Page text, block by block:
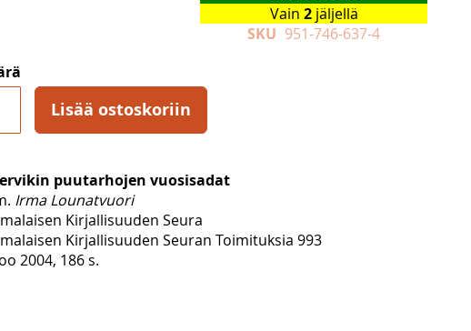
Vain 2jäljellä
SKU 951-746-637-4
Lisää ostoskoriin
puutarhojen vuosisadat
Irma Lounatvuori
Kirjallisuuden Seura
Kirjallisuuden Seuran Toimituksia 993
2004, 186 s.